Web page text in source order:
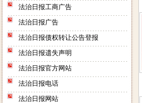
法治日报工商广告
法治日报广告
法治日报债权转让公告登报
法治日报遗失声明
法治日报官方网站
法治日报电话
法治日报网站